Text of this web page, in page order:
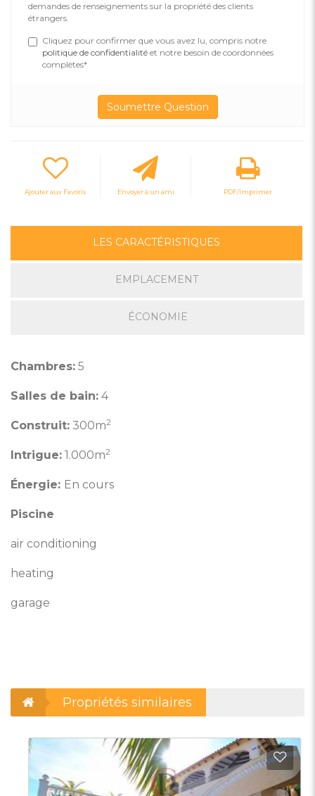
demandes de renseignements sur la propriété des clients
étrangers.
Cliquez pour confirmer que vous avez lu, compris notre
politique de confidentialité et notre besoin de coordonnées
complètes*
Ajouter aux Favoris Envoyer à un ami PDF/Imprimer
LES CARACTÉRISTIQUES
EMPLACEMENT
ÉCONOMIE
Chambres: 5
Salles de bain: 4
Construit: 300m2
Intrigue: 1.000m2
Énergie: En cours
Piscine
air conditioning
heating
garage
Propriétés similaires
aux Favoris